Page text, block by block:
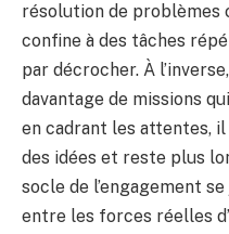
résolution de problèmes
confine à des tâches
par décrocher. À
davantage de missions
en cadrant les attentes, il
des idées et reste plus
socle de l’engagement
entre les forces réelles